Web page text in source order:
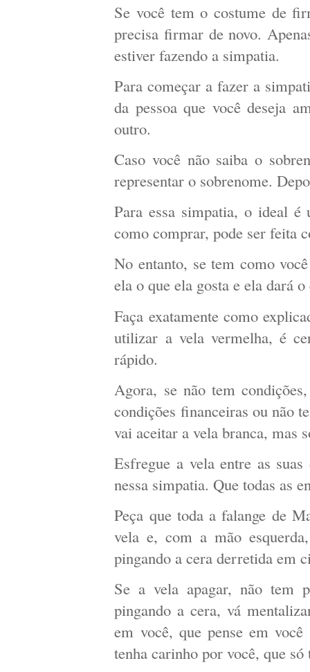
Se você tem o costume de
precisa firmar de novo.
estiver fazendo a simpatia.
Para começar a fazer a
da pessoa que você deseja
outro.
Caso você não saiba o
representar o sobrenome.
Para essa simpatia, o ideal
como comprar, pode ser feita
No entanto, se tem como
ela o que ela gosta e ela dará
Faça exatamente como
utilizar a vela vermelha, é
rápido.
Agora, se não tem
condições financeiras ou não
vai aceitar a vela branca, mas
Esfregue a vela entre as
nessa simpatia. Que todas as
Peça que toda a falange de
vela e, com a mão
pingando a cera derretida em
Se a vela apagar, não tem
pingando a cera, vá
em você, que pense em
tenha carinho por você, que